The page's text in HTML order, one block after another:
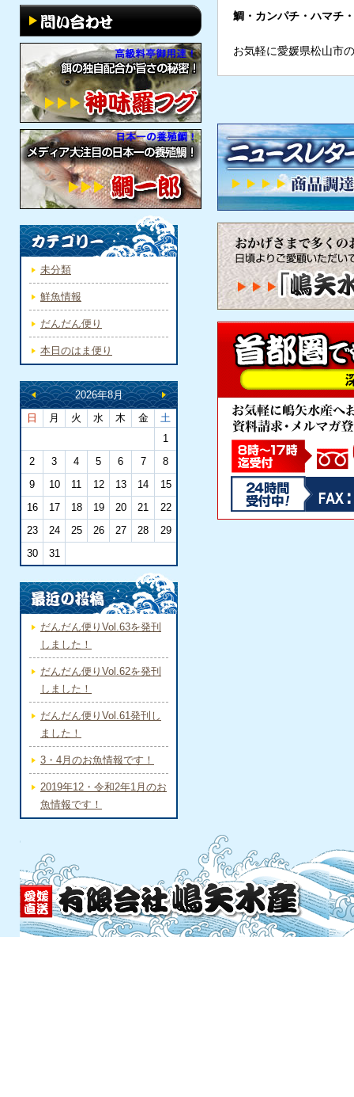
鯛・カンパチ・ハマチ
お気軽に愛媛県松山市
未分類
鮮魚情報
だんだん便り
本日のはま便り
2026年8月
日
月 火 水 木 金
土
1
2
3 4 5 6 7
8
9
10 11 12 13 14
15
16
17 18 19 20 21
22
23
24 25 26 27 28
29
30
31
だんだん便りVol.63を発刊
しました！
だんだん便りVol.62を発刊
しました！
だんだん便りVol.61発刊し
ました！
3・4月のお魚情報です！
2019年12・令和2年1月のお
魚情報です！